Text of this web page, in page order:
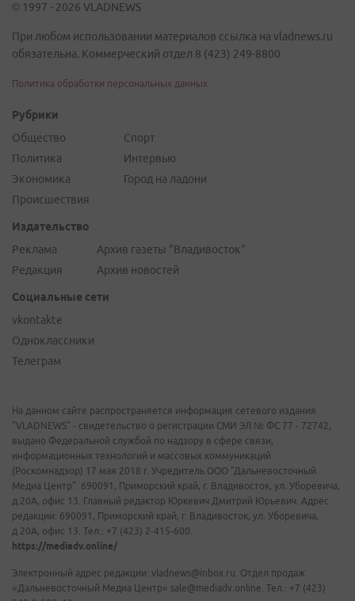
© 1997 - 2026 VLADNEWS
При любом использовании материалов ссылка на vladnews.ru
обязательна. Коммерческий отдел 8 (423) 249-8800
Политика обработки персональных данных
Рубрики
Общество
Политика
Экономика
Происшествия
Спорт
Интервью
Город на ладони
Издательство
Реклама
Редакция
Архив газеты "Владивосток"
Архив новостей
Социальные сети
vkontakte
Одноклассники
Телеграм
На данном сайте распространяется информация сетевого издания
"VLADNEWS" - свидетельство о регистрации СМИ ЭЛ № ФС 77 - 72742,
выдано Федеральной службой по надзору в сфере связи,
информационных технологий и массовых коммуникаций
(Роскомнадзор) 17 мая 2018 г. Учредитель ООО "Дальневосточный
Медиа Центр". 690091, Приморский край, г. Владивосток, ул. Уборевича,
д.20А, офис 13. Главный редактор Юркевич Дмитрий Юрьевич. Адрес
редакции: 690091, Приморский край, г. Владивосток, ул. Уборевича,
д.20А, офис 13. Тел.: +7 (423) 2-415-600.
https://mediadv.online/
Электронный адрес редакции: vladnews@inbox.ru. Отдел продаж
«Дальневосточный Медиа Центр» sale@mediadv.online. Тел.: +7 (423)